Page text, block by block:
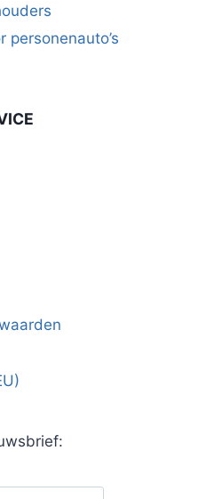
personenauto’s